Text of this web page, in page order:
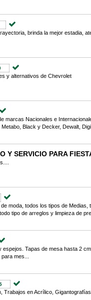
brinda la mejor estadia,
y alternativos de Chevrolet
marcas Nacionales e
Black y Decker, Dewalt,
Y SERVICIO PARA
moda, todos los tipos de Medias,
tipo de arreglos y limpieza de
espejos. Tapas de mesa hasta 2
mes...
Trabajos en Acrílico,